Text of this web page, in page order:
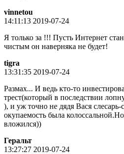
vinnetou
14:11:13 2019-07-24
Я только за !!! Пусть Интернет
чистым он наверняка не будет!
tigra
13:31:35 2019-07-24
Размах... И ведь кто-то
трест(который в последствии
), и уж точно не дядя Вася
окупаемость была
вложился))
Геральт
13:27:27 2019-07-24